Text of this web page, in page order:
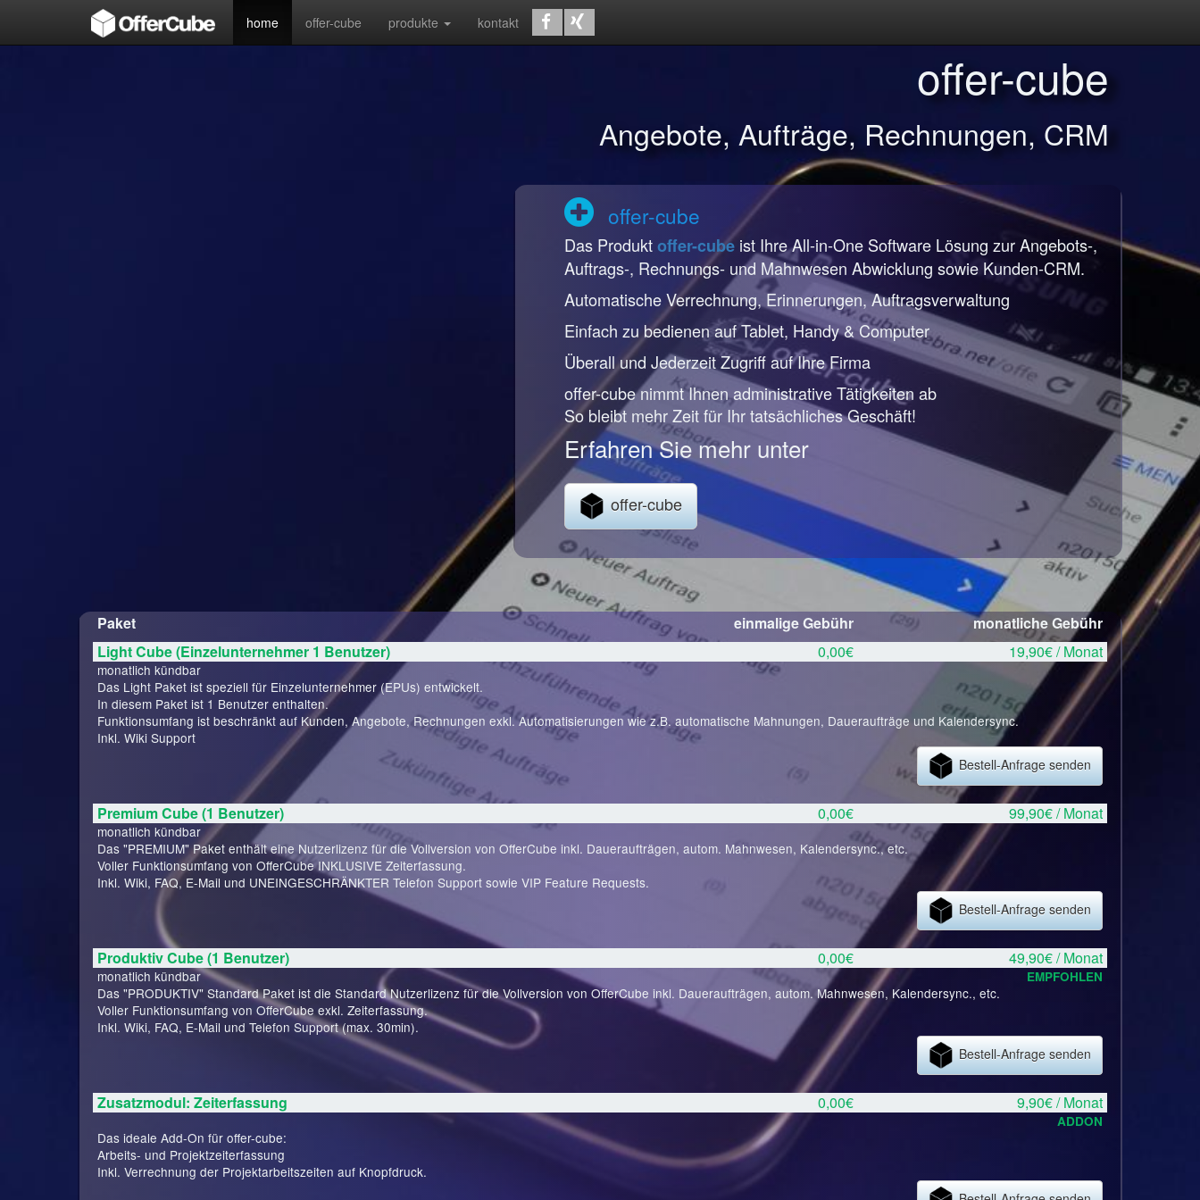
home offer-cube produkte kontakt
offer-cube
Angebote, Aufträge, Rechnungen, CRM
offer-cube
Das Produktoffer-cubeist Ihre All-in-One Software Lösung zur Angebots-,
Auftrags-, Rechnungs- und Mahnwesen Abwicklung sowie Kunden-CRM.
Automatische Verrechnung, Erinnerungen, Auftragsverwaltung
Einfach zu bedienen auf Tablet, Handy & Computer
Überall und Jederzeit Zugriff auf Ihre Firma
offer-cube nimmt Ihnen administrative Tätigkeiten ab
So bleibt mehr Zeit für Ihr tatsächliches Geschäft!
Erfahren Sie mehr unter
offer-cube
Paket einmalige Gebühr
monatliche Gebühr
Light Cube (Einzelunternehmer 1 Benutzer)
0,00€ 19,90€ / Monat
monatlich kündbar
Das Light Paket ist speziell für Einzelunternehmer (EPUs) entwickelt.
In diesem Paket ist 1 Benutzer enthalten.
Funktionsumfang ist beschränkt auf Kunden, Angebote, Rechnungen exkl. Automatisierungen wie z.B. automatische Mahnungen, Daueraufträge und Kalendersync.
Inkl. Wiki Support
Bestell-Anfrage senden
Premium Cube (1 Benutzer) 0,00€ 99,90€ / Monat
monatlich kündbar
Das "PREMIUM" Paket enthält eine Nutzerlizenz für die Vollversion von OfferCube inkl. Daueraufträgen, autom. Mahnwesen, Kalendersync., etc.
Voller Funktionsumfang von OfferCube INKLUSIVE Zeiterfassung.
Inkl. Wiki, FAQ, E-Mail und UNEINGESCHRÄNKTER Telefon Support sowie VIP Feature Requests.
Bestell-Anfrage senden
Produktiv Cube (1 Benutzer) 0,00€ 49,90€ / Monat
monatlich kündbar EMPFOHLEN
Das "PRODUKTIV" Standard Paket ist die Standard Nutzerlizenz für die Vollversion von OfferCube inkl. Daueraufträgen, autom. Mahnwesen, Kalendersync., etc.
Voller Funktionsumfang von OfferCube exkl. Zeiterfassung.
Inkl. Wiki, FAQ, E-Mail und Telefon Support (max. 30min).
Bestell-Anfrage senden
Zusatzmodul: Zeiterfassung 0,00€ 9,90€ / Monat
ADDON
Das ideale Add-On für offer-cube:
Arbeits- und Projektzeiterfassung
Inkl. Verrechnung der Projektarbeitszeiten auf Knopfdruck.